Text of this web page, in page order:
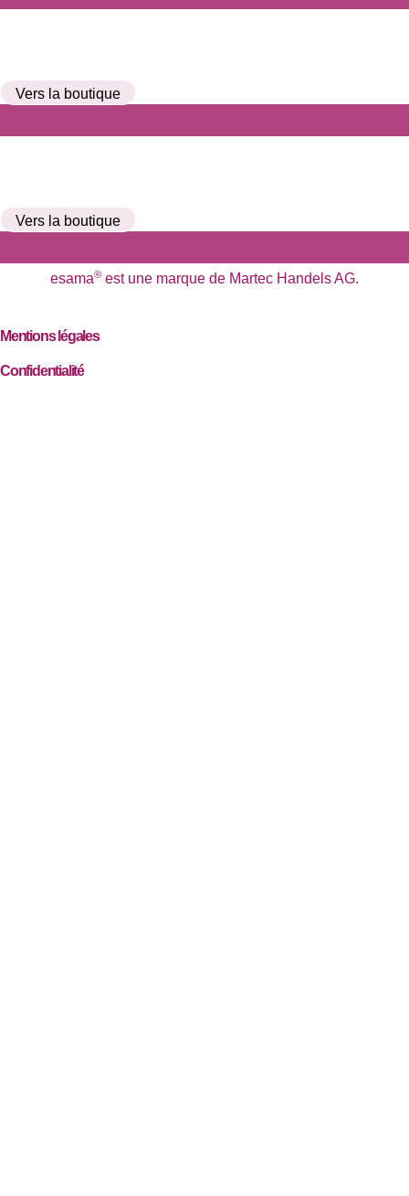
Vers la boutique
Vers la boutique
esama® est une marque de Martec Handels AG.
Mentions légales
Confidentialité